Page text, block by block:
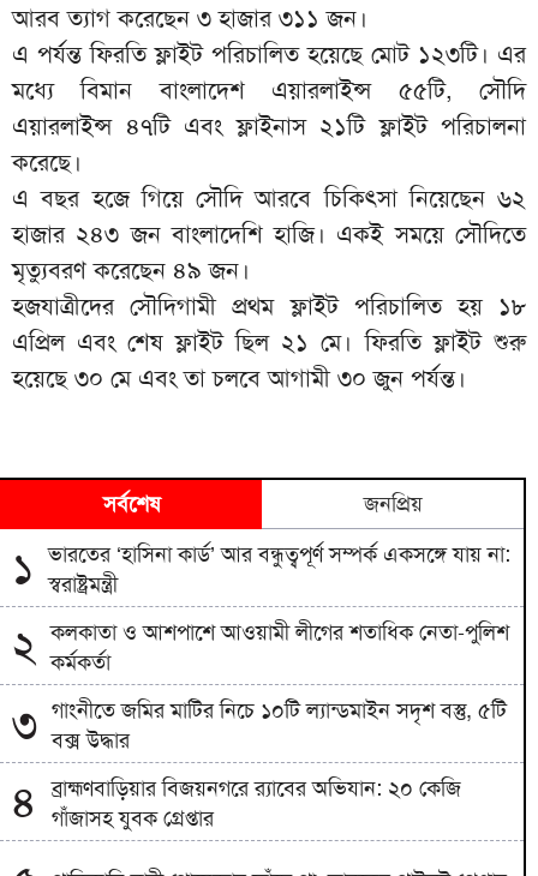
আরব ত্যাগ করেছেন ৩ হাজার ৩১১ জন।
এ পর্যন্ত ফিরতি ফ্লাইট পরিচালিত হয়েছে মোট ১২৩টি। এর
মধ্যে বিমান বাংলাদেশ এয়ারলাইন্স ৫৫টি, সৌদি
এয়ারলাইন্স ৪৭টি এবং ফ্লাইনাস ২১টি ফ্লাইট পরিচালনা
করেছে।
এ বছর হজে গিয়ে সৌদি আরবে চিকিৎসা নিয়েছেন ৬২
হাজার ২৪৩ জন বাংলাদেশি হাজি। একই সময়ে সৌদিতে
মৃত্যুবরণ করেছেন ৪৯ জন।
হজযাত্রীদের সৌদিগামী প্রথম ফ্লাইট পরিচালিত হয় ১৮
এপ্রিল এবং শেষ ফ্লাইট ছিল ২১ মে। ফিরতি ফ্লাইট শুরু
হয়েছে ৩০ মে এবং তা চলবে আগামী ৩০ জুন পর্যন্ত।
সর্বশেষ জনপ্রিয়
১ ভারতের ‘হাসিনা কার্ড’ আর বন্ধুত্বপূর্ণ সম্পর্ক একসঙ্গে যায় না:
স্বরাষ্ট্রমন্ত্রী
২
কলকাতা ও আশপাশে আওয়ামী লীগের শতাধিক নেতা-পুলিশ
কর্মকর্তা
৩ গাংনীতে জমির মাটির নিচে ১০টি ল্যান্ডমাইন সদৃশ বস্তু, ৫টি
বক্স উদ্ধার
৪
ব্রাহ্মণবাড়িয়ার বিজয়নগরে র‍্যাবের অভিযান: ২০ কেজি
গাঁজাসহ যুবক গ্রেপ্তার